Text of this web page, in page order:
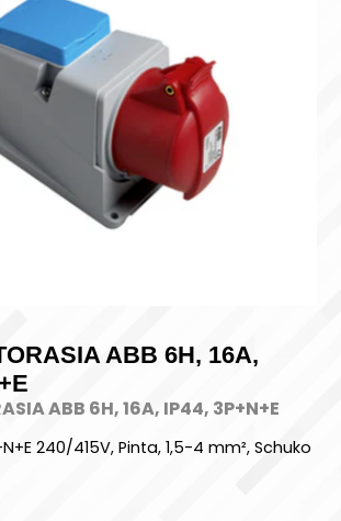
ABB 6H, 16A,
ABB 6H, 16A, IP44, 3P+N+E
240/415V, Pinta, 1,5-4 mm², Schuko